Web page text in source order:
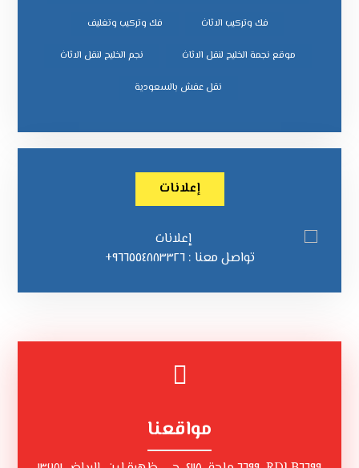
فك وتركيب الاثاث فك وتركيب وتغليف
موقع نجمة الخليج لنقل الاثاث نجم الخليج لنقل الاثاث
نقل عفش بالسعودية
إعلانات
تواصل معنا : ٩٦٦٥٥٤٨٨٣٣٢٦+
مواقعنا